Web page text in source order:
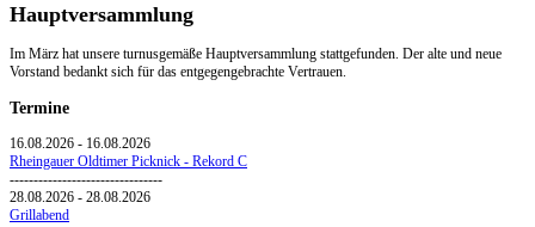
Hauptversammlung
Im März hat unsere turnusgemäße Hauptversammlung stattgefunden. Der alte und neue
Vorstand bedankt sich für das entgegengebrachte Vertrauen.
Termine
16.08.2026 - 16.08.2026
Rheingauer Oldtimer Picknick - Rekord C
--------------------------------
28.08.2026 - 28.08.2026
Grillabend